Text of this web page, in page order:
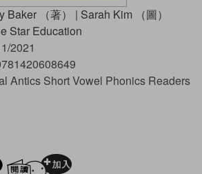
Baker （著） | Sarah Kim （圖）
Star Education
2021
Antics Short Vowel Phonics Readers
試閲